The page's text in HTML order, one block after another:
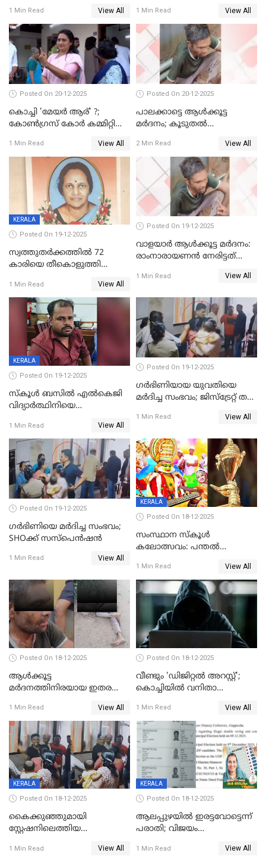
1 Min Read View All 1 Min Read View All
Posted On 20-12-2025
കൊച്ചി 'മേയർ ആര്' ?;
കോണ്‍ഗ്രസ് കോര്‍ കമ്മിറ്റി
1 Min Read View All
Posted On 20-12-2025
പാലക്കാട്ടെ ആള്‍ക്കൂട്ട
മര്‍ദനം; കൂടുതല്‍
അംഗ സംഘമെന്ന് വിവരം
2 Min Read View All
KERALA
Posted On 19-12-2025
സ്വത്തുതര്‍ക്കത്തില്‍ 72
കാരിയെ തീകൊളുത്തി
ക്രൂരകൊലപാതകത്തില്‍
സഹോദരിപുത്രന് ജീവപര്യന്തം
1 Min Read View All
Posted On 19-12-2025
വാളയാർ ആൾക്കൂട്ട മർദനം:
രാംനാരായണൻ നേരിട്ടത്
നാൽപ്പതിലേറെ
റിപ്പോർട്ട്
1 Min Read View All
KERALA
Posted On 19-12-2025
സ്കൂൾ ബസിൽ എൽകെജി
വിദ്യാര്‍ത്ഥിനിയെ
ക്ലീനര്‍ പിടിയിൽ
1 Min Read View All
Posted On 19-12-2025
ഗര്‍ഭിണിയായ യുവതിയെ
മര്‍ദിച്ച സംഭവം; ജിസ്‌ട്രേറ്റ് തല
യുവതി
1 Min Read View All
Posted On 19-12-2025
ഗര്‍ഭിണിയെ മർദിച്ച സംഭവം;
SHOക്ക് സസ്പെൻഷൻ
1 Min Read View All
KERALA
Posted On 18-12-2025
സംസ്ഥാന സ്കൂൾ
കലോത്സവം: പന്തൽ
1 Min Read View All
Posted On 18-12-2025
ആൾക്കൂട്ട
മർദനത്തിനിരയായ ഇതര
നടുക്കുന്ന സംഭവം
വാളയാറിൽ
1 Min Read View All
Posted On 18-12-2025
വീണ്ടും 'ഡിജിറ്റല്‍ അറസ്റ്റ്';
കൊച്ചിയില്‍ വനിതാ
കോടി രൂപ
1 Min Read View All
KERALA
Posted On 18-12-2025
കൈക്കുഞ്ഞുമായി
സ്റ്റേഷനിലെത്തിയ
കരണത്തടിച്ചു; CC ടിവി
1 Min Read View All
KERALA
Posted On 18-12-2025
ആലപ്പുഴയിൽ ഇരട്ടവോട്ടെന്ന്
പരാതി; വിജയം
വാർഡിലെ എൽഡിഎഫ്
1 Min Read View All